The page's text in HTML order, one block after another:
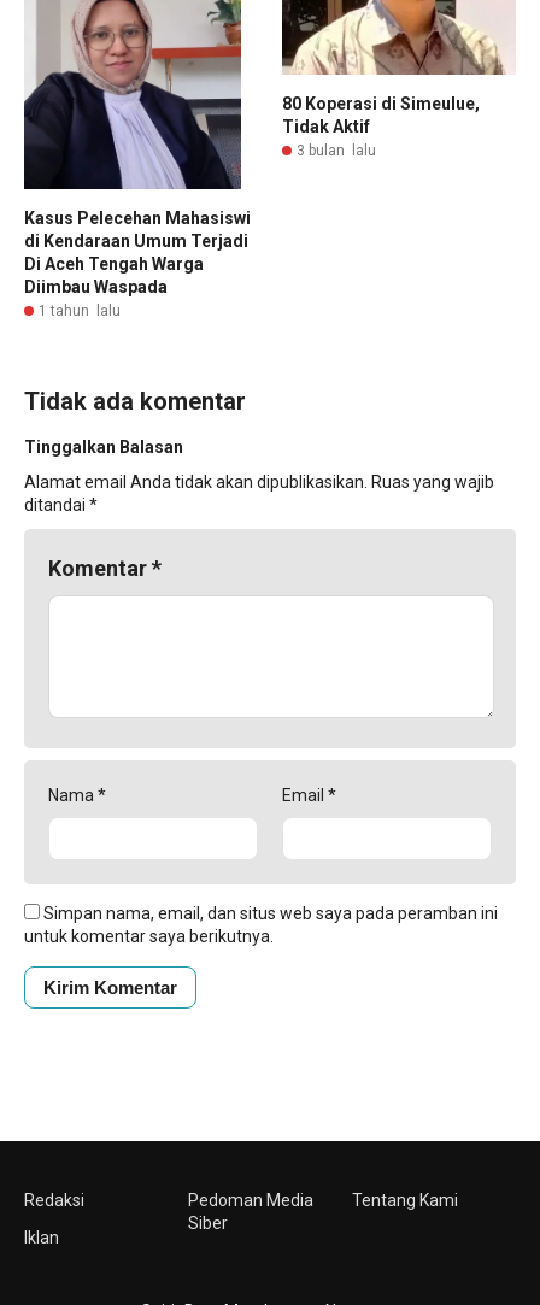
Kasus Pelecehan Mahasiswi
di Kendaraan Umum Terjadi
Di Aceh Tengah Warga
Diimbau Waspada
1 tahun lalu
80 Koperasi di Simeulue,
Tidak Aktif
3 bulan lalu
Tidak ada komentar
Tinggalkan Balasan
Alamat email Anda tidak akan dipublikasikan. Ruas yang wajib
ditandai *
Komentar*
Nama * Email *
Simpan nama, email, dan situs web saya pada peramban ini
untuk komentar saya berikutnya.
Redaksi
Iklan
Pedoman Media
Siber
Tentang Kami